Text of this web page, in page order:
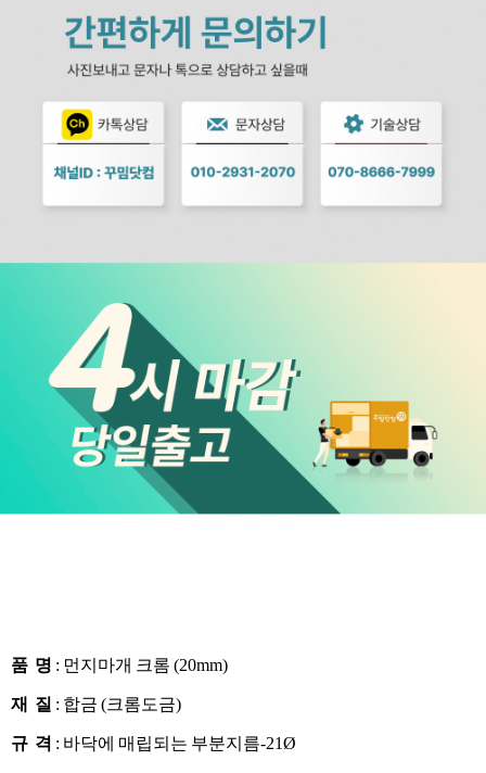
품 명 : 먼지마개 크롬 (20mm)
재 질 : 합금 (크롬도금)
규 격 : 바닥에 매립되는 부분지름-21Ø